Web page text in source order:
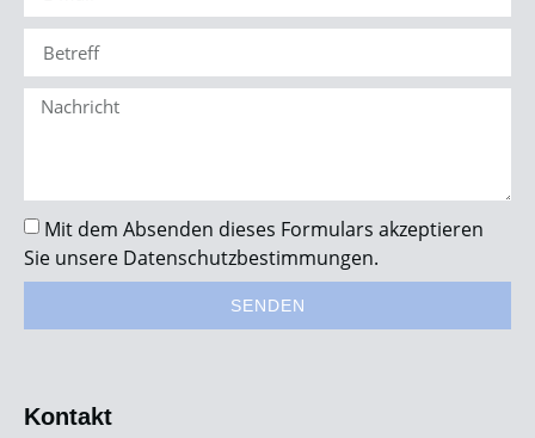
Mit dem Absenden dieses Formulars akzeptieren
Sie unsere Datenschutzbestimmungen.
SENDEN
Kontakt